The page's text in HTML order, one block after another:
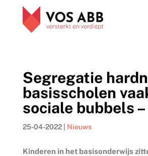
Segregatie
basisscholen
sociale bubbels –
25-04-2022| Nieuws
Kinderen in het basisonderwijs